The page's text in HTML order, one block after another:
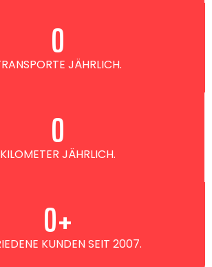
JÄHRLICH.
0
KILOMETER JÄHRLICH.
0
KUNDEN SEIT 2007.
0+